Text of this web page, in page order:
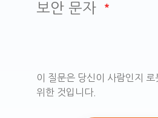
보안 문자
이 질문은 당신이 사람인지 로
위한 것입니다.